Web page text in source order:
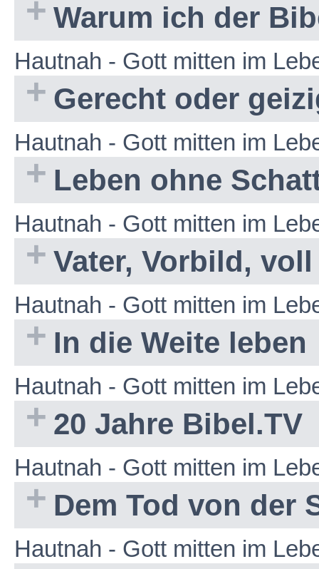
Warum ich der
Hautnah - Gott mitten im
Gerecht oder
Hautnah - Gott mitten im
Leben ohne
Hautnah - Gott mitten im
Vater, Vorbild,
Hautnah - Gott mitten im
In die Weite leben
Hautnah - Gott mitten im
20 Jahre Bibel.TV
Hautnah - Gott mitten im
Dem Tod von der
Hautnah - Gott mitten im